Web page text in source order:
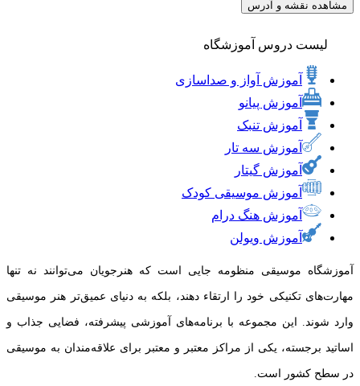
مشاهده نقشه و آدرس
لیست دروس آموزشگاه
آموزش آواز و صداسازی
آموزش پیانو
آموزش تنبک
آموزش سه تار
آموزش گیتار
آموزش موسیقی کودک
آموزش هنگ درام
آموزش ویولن
آموزشگاه موسیقی منظومه جایی است که هنرجویان می‌توانند نه تنها
مهارت‌های تکنیکی خود را ارتقاء دهند، بلکه به دنیای عمیق‌تر هنر موسیقی
وارد شوند. این مجموعه با برنامه‌های آموزشی پیشرفته، فضایی جذاب و
اساتید برجسته، یکی از مراکز معتبر و معتبر برای علاقه‌مندان به موسیقی
در سطح کشور است.